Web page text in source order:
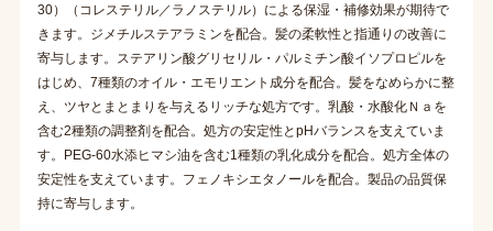
30）（コレステリル／ラノステリル）による保湿・補修効果が期待で
きます。ジメチルステアラミンを配合。髪の柔軟性と指通りの改善に
寄与します。ステアリン酸グリセリル・パルミチン酸イソプロピルを
はじめ、7種類のオイル・エモリエント成分を配合。髪をなめらかに整
え、ツヤとまとまりを与えるリッチな処方です。乳酸・水酸化Ｎａを
含む2種類の調整剤を配合。処方の安定性とpHバランスを支えていま
す。PEG-60水添ヒマシ油を含む1種類の乳化成分を配合。処方全体の
安定性を支えています。フェノキシエタノールを配合。製品の品質保
持に寄与します。